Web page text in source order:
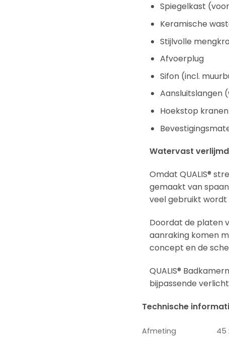
Spiegelkast
Keramische
Stijlvolle
Afvoerplug
Sifon (incl.
Aansluitslangen
Hoekstop
Watervast
Omdat QUALIS®
gemaakt van
veel gebruikt wordt
Doordat de platen
aanraking komen
concept en de
QUALIS®
bijpassende
Technische
Afmeting
45